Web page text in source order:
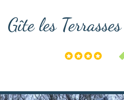
Gîte les